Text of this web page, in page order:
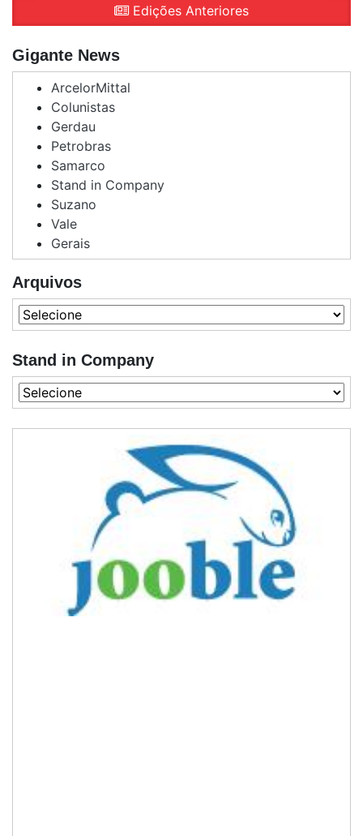
Edições Anteriores
Gigante News
ArcelorMittal
Colunistas
Gerdau
Petrobras
Samarco
Stand in Company
Suzano
Vale
Gerais
Arquivos
Stand in Company